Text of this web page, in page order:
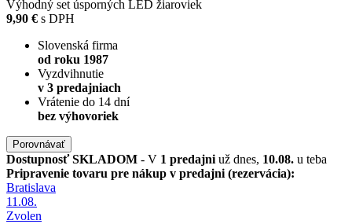
Výhodný set úsporných LED žiaroviek
9,90 € s DPH
Slovenská firma
od roku 1987
Vyzdvihnutie
v 3 predajniach
Vrátenie do 14 dní
bez výhovoriek
Porovnávať
DostupnosťSKLADOM - V 1 predajni už dnes, 10.08. u teba
Pripravenie tovaru pre nákup v predajni (rezervácia):
Bratislava
11.08.
Zvolen